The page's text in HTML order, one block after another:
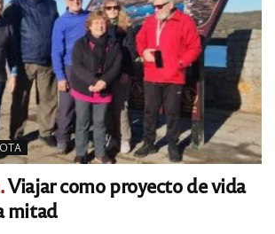
Viajar como proyecto de vida
mitad